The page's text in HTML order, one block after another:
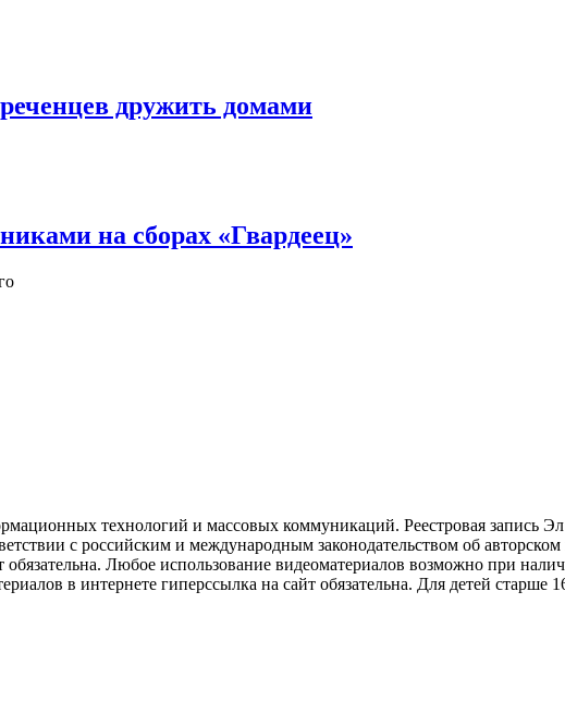
дружить домами
на сборах «Гвардеец»
технологий и массовых коммуникаций. Реестровая запись
с российским и международным законодательством об
Любое использование видеоматериалов возможно при
в интернете гиперссылка на сайт обязательна. Для детей старше